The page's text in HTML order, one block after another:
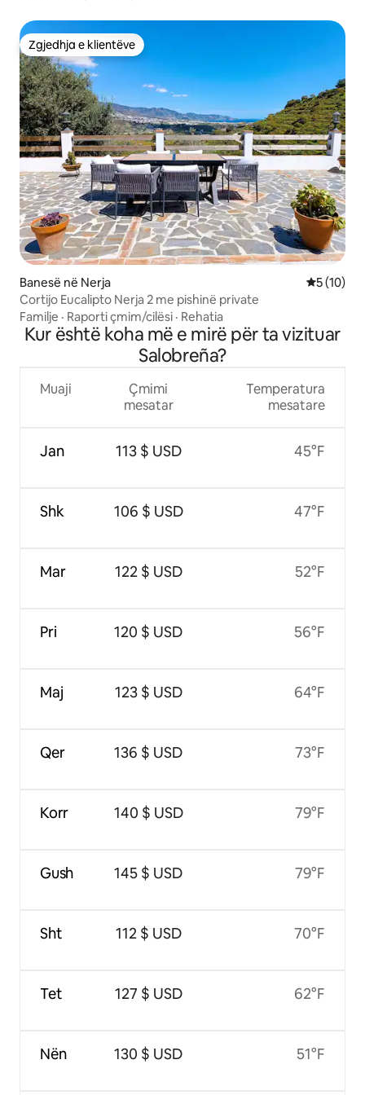
Zgjedhja e klientëve
Zgjedhja e klientëve
Banesë në Nerja Vlerësimi
5 (10)
Cortijo Eucalipto Nerja 2 me pishinë private
Familje · Raporti çmim/cilësi · Rehatia
Kur është koha më e mirë për ta vizituar
Salobreña?
Muaji
Jan
Shk
Mar
Pri
Maj
Qer
Korr
Gush
Sht
Tet
Nën
Çmimi
mesatar
113 $ USD
106 $ USD
122 $ USD
120 $ USD
123 $ USD
136 $ USD
140 $ USD
145 $ USD
112 $ USD
127 $ USD
130 $ USD
Temperatura
mesatare
45°F
47°F
52°F
56°F
64°F
73°F
79°F
79°F
70°F
62°F
51°F